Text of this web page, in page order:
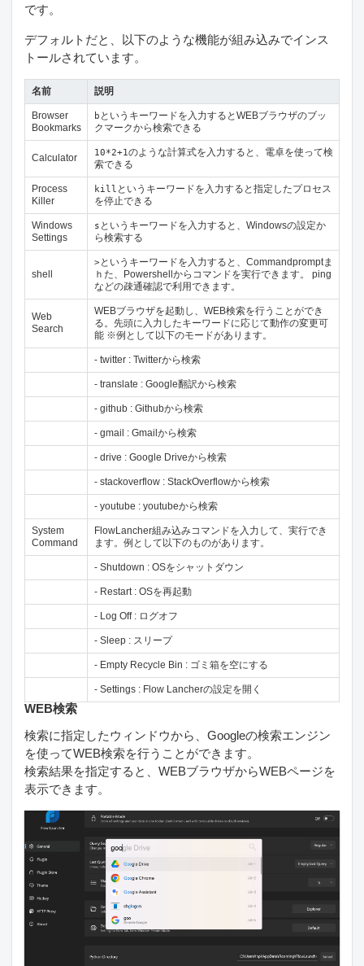
です。
デフォルトだと、以下のような機能が組み込みでインス
トールされています。
名前 説明
Browser
Bookmarks
b というキーワードを入力するとWEBブラウザのブッ
クマークから検索できる
Calculator 10*2+1のような計算式を入力すると、電卓を使って検
索できる
Process
Killer
kill というキーワードを入力すると指定したプロセス
を停止できる
Windows
Settings
s というキーワードを入力すると、Windowsの設定か
ら検索する
shell
>というキーワードを入力すると、Commandpromptま
ｈた、Powershellからコマンドを実行できます。 ping
などの疎通確認で利用できます。
Web
Search
WEBブラウザを起動し、WEB検索を行うことができ
る。先頭に入力したキーワードに応じて動作の変更可
能 ※例として以下のモードがあります。
- twitter : Twitterから検索
- translate : Google翻訳から検索
- github : Githubから検索
- gmail : Gmailから検索
- drive : Google Driveから検索
- stackoverflow : StackOverflowから検索
- youtube : youtubeから検索
System
Command
FlowLancher組み込みコマンドを入力して、実行でき
ます。例として以下のものがあります。
- Shutdown : OSをシャットダウン
- Restart : OSを再起動
- Log Off : ログオフ
- Sleep : スリープ
- Empty Recycle Bin : ゴミ箱を空にする
- Settings : Flow Lancherの設定を開く
WEB検索
検索に指定したウィンドウから、Googleの検索エンジン
を使ってWEB検索を行うことができます。
検索結果を指定すると、WEBブラウザからWEBページを
表示できます。